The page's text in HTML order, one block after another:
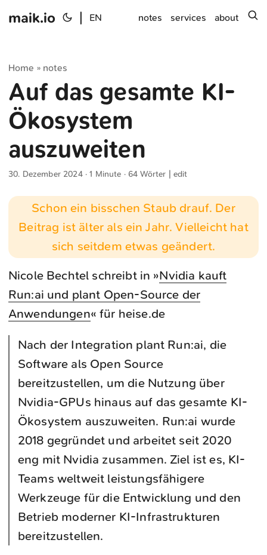
maik.io EN notes services about
Home » notes
Auf das gesamte KI-
Ökosystem
auszuweiten
30. Dezember 2024· 1 Minute · 64 Wörter | edit
Schon ein bisschen Staub drauf. Der
Beitrag ist älter als ein Jahr. Vielleicht hat
sich seitdem etwas geändert.
Nicole Bechtel schreibt in »Nvidia kauft
Run:ai und plant Open-Source der
Anwendungen« für heise.de
Nach der Integration plant Run:ai, die
Software als Open Source
bereitzustellen, um die Nutzung über
Nvidia-GPUs hinaus auf das gesamte KI-
Ökosystem auszuweiten. Run:ai wurde
2018 gegründet und arbeitet seit 2020
eng mit Nvidia zusammen. Ziel ist es, KI-
Teams weltweit leistungsfähigere
Werkzeuge für die Entwicklung und den
Betrieb moderner KI-Infrastrukturen
bereitzustellen.